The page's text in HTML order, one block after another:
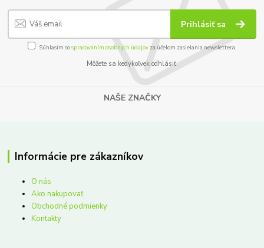
Prihlásiť sa
Súhlasím sospracovaním osobných údajov za účelom zasielania newslettera.
Môžete sa kedykoľvek odhlásiť.
NAŠE ZNAČKY
Informácie pre zákazníkov
O nás
Ako nakupovať
Obchodné podmienky
Kontakty